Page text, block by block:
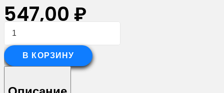
547,00 ₽
Количество
Стойка
жалюзи
В КОРЗИНУ